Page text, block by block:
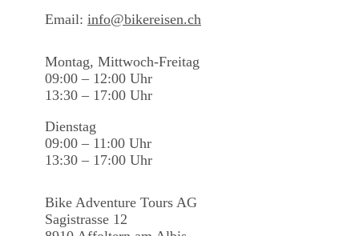
Email: info@bikereisen.ch
Montag, Mittwoch-Freitag
09:00 – 12:00 Uhr
13:30 – 17:00 Uhr
Dienstag
09:00 – 11:00 Uhr
13:30 – 17:00 Uhr
Bike Adventure Tours AG
Sagistrasse 12